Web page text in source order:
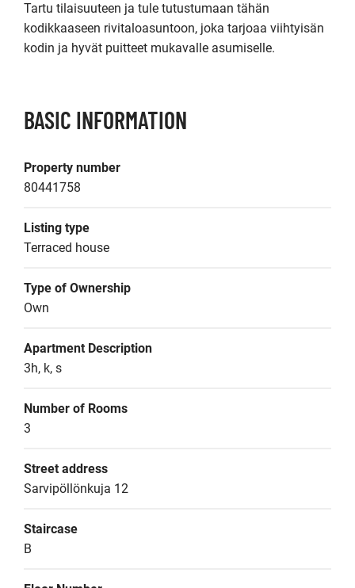
Tartu tilaisuuteen ja tule tutustumaan tähän
kodikkaaseen rivitaloasuntoon, joka tarjoaa viihtyisän
BASIC INFORMATION
Property number
80441758
Listing type
Terraced house
Type of Ownership
Own
Apartment Description
3h, k, s
Number of Rooms
3
Street address
Sarvipöllönkuja 12
Staircase
B